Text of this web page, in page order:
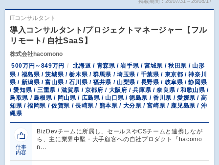
ITコンサルタント
導入コンサルタント/プロジェクトマネージャー【フル
リモート/ 自社SaaS】
株式会社hacomono
500万円～849万円
北海道 / 青森県 / 岩手県 / 宮城県 / 秋田県 / 山形
県 / 福島県 / 茨城県 / 栃木県 / 群馬県 / 埼玉県 / 千葉県 / 東京都 / 神奈川
県 / 新潟県 / 富山県 / 石川県 / 福井県 / 山梨県 / 長野県 / 岐阜県 / 静岡県
/ 愛知県 / 三重県 / 滋賀県 / 京都府 / 大阪府 / 兵庫県 / 奈良県 / 和歌山県 /
鳥取県 / 島根県 / 岡山県 / 広島県 / 山口県 / 徳島県 / 香川県 / 愛媛県 / 高
知県 / 福岡県 / 佐賀県 / 長崎県 / 熊本県 / 大分県 / 宮崎県 / 鹿児島県 / 沖
縄県
仕事
内容
BizDevチームに所属し、セールスやCSチームと連携しなが
ら、主に業界中堅・大手顧客への自社プロダクト『hacomo
n…